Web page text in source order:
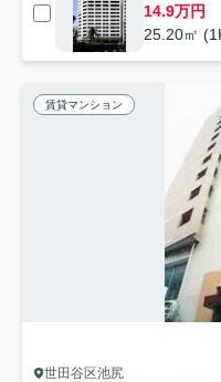
14.9万円
25.20㎡
賃貸マンション
世田谷区池尻